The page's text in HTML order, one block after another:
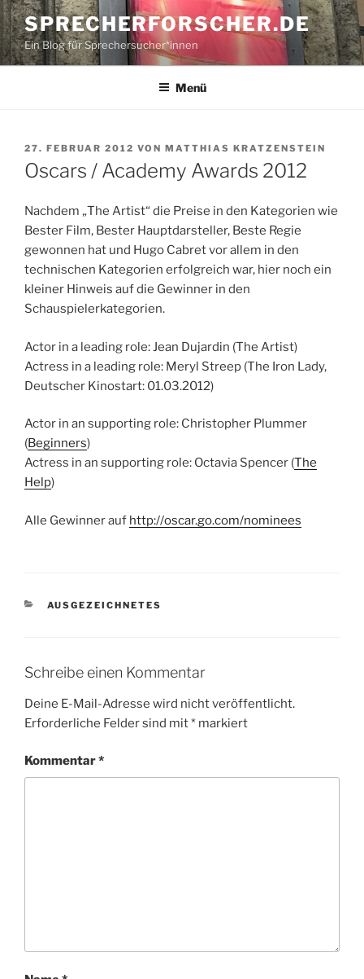
Zum
Inhalt
springen
SPRECHERFORSCHER.DE
Ein Blog für Sprechersucher*innen
Menü
VERÖFFENTLICHT
AM
27. FEBRUAR 2012 VON MATTHIAS KRATZENSTEIN
Oscars / Academy Awards 2012
Nachdem „The Artist“ die Preise in den Kategorien wie
Bester Film, Bester Hauptdarsteller, Beste Regie
gewonnen hat und Hugo Cabret vor allem in den
technischen Kategorien erfolgreich war, hier noch ein
kleiner Hinweis auf die Gewinner in den
Schauspielerkategorien.
Actor in a leading role: Jean Dujardin (The Artist)
Actress in a leading role: Meryl Streep (The Iron Lady,
Deutscher Kinostart: 01.03.2012)
Actor in an supporting role: Christopher Plummer
(Beginners)
Actress in an supporting role: Octavia Spencer (The
Help)
Alle Gewinner auf http://oscar.go.com/nominees
KATEGORIEN
AUSGEZEICHNETES
Schreibe einen Kommentar
Deine E-Mail-Adresse wird nicht veröffentlicht.
Erforderliche Felder sind mit* markiert
Kommentar*